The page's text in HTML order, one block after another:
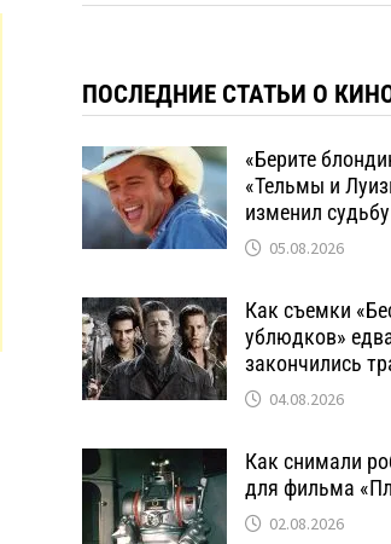
ПОСЛЕДНИЕ СТАТЬИ О
«Берите
«Тельмы и
изменил
05.08.2026
Как съемки
ублюдков»
закончились
04.08.2026
Как снимали
для фильма
02.08.2026